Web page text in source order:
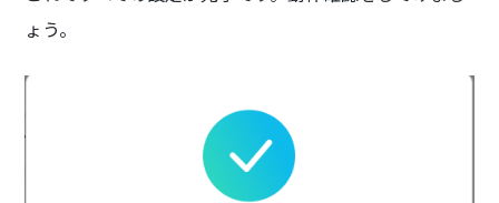
ょう。